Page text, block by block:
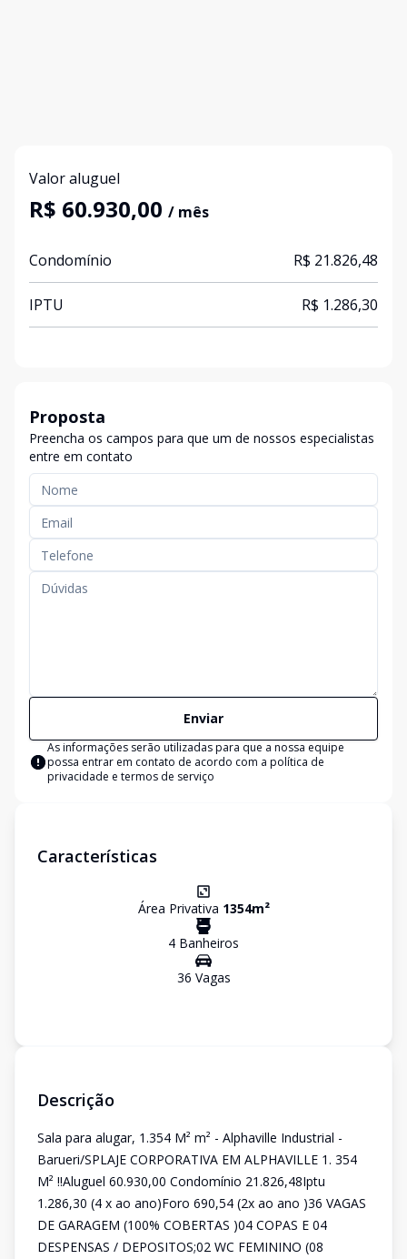
Valor aluguel
R$ 60.930,00 / mês
Condomínio R$ 21.826,48
IPTU R$ 1.286,30
Proposta
Preencha os campos para que um de nossos especialistas
entre em contato
Enviar
As informações serão utilizadas para que a nossa equipe
possa entrar em contato de acordo com a política de
privacidade e termos de serviço
Características
Área Privativa 1354m²
4 Banheiros
36 Vagas
Descrição
Sala para alugar, 1.354 M² m² - Alphaville Industrial -
Barueri/SPLAJE CORPORATIVA EM ALPHAVILLE 1. 354
M² !!Aluguel 60.930,00 Condomínio 21.826,48Iptu
1.286,30 (4 x ao ano)Foro 690,54 (2x ao ano )36 VAGAS
DE GARAGEM (100% COBERTAS )04 COPAS E 04
DESPENSAS / DEPOSITOS;02 WC FEMININO (08